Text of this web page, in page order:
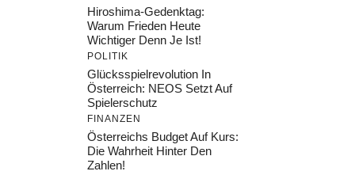
Hiroshima-Gedenktag:
Warum Frieden Heute
Wichtiger Denn Je Ist!
POLITIK
Glücksspielrevolution In
Österreich: NEOS Setzt Auf
Spielerschutz
FINANZEN
Österreichs Budget Auf Kurs:
Die Wahrheit Hinter Den
Zahlen!